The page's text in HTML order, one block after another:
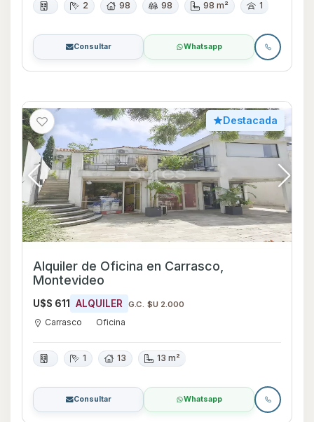
2 98 98 98 m² 1
Consultar Whatsapp
Destacada
Alquiler de Oficina en Carrasco,
Montevideo
U$S 611 ALQUILER G.C. $U 2.000
Carrasco Oficina
1 13 13 m²
Consultar Whatsapp